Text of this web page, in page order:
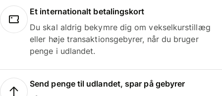
Et internationalt betalingskort
Du skal aldrig bekymre dig om vekselkurstillæg
eller høje transaktionsgebyrer, når du bruger
penge i udlandet.
Send penge til udlandet, spar på gebyrer